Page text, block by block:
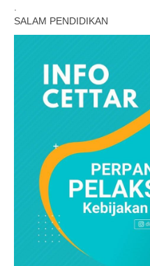
.
SALAM PENDIDIKAN